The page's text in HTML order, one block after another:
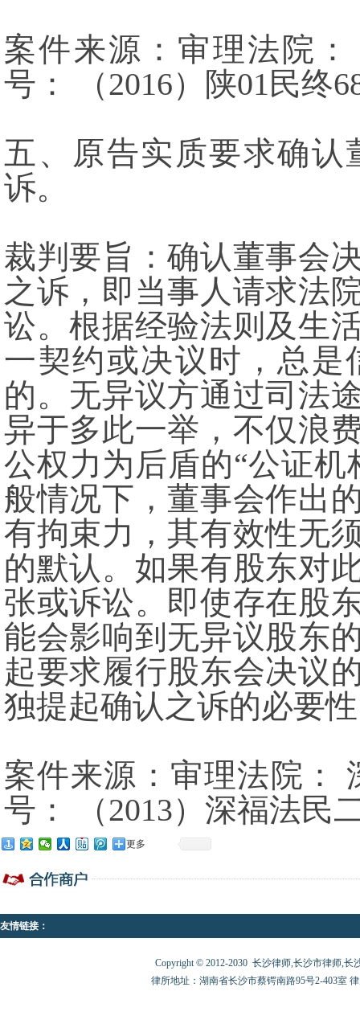
案件来源：审理法
号： （2016）陕01民终
五、原告实质要求确认
诉。
裁判要旨：确认董事会
之诉，即当事人请求法
讼。根据经验法则及生
一契约或决议时，总
的。无异议方通过司法
异于多此一举，不仅浪
公权力为后盾的“公证
般情况下，董事会作出
有拘束力，其有效性无
的默认。如果有股东对
张或诉讼。即使存在股
能会影响到无异议股东
起要求履行股东会决议
独提起确认之诉的必要
案件来源：审理法院
号： （2013）深福法民
更多
友情链接：
Copyright © 2012-2030 长沙律师,长沙市律师,长
律所地址：湖南省长沙市蔡锷南路95号2-403室